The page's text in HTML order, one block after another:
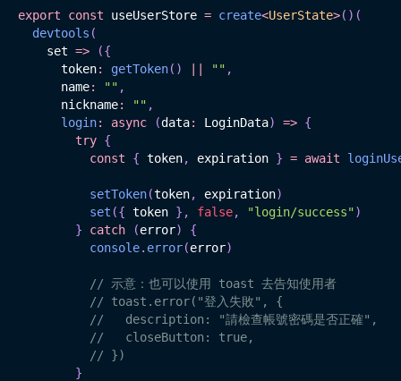
export const useUserStore = create<UserState>( ) (
devtools (
    set
=> ({
      token
: getToken( ) "" ,
      name
: "" ,
      nickname
: "" ,
login: async (data: LoginData) => {
try {
const
{ token, expiration } = await
setToken(token, expiration)
set ({ token } , false, "login/success")
}
catch (error)
{
console. error(error)
// 示意：也可以使用 toast 去告知使用者
// toast.error("登入失敗", {
//   description: "請檢查帳號密碼是否正確",
//   closeButton: true,
// })
}